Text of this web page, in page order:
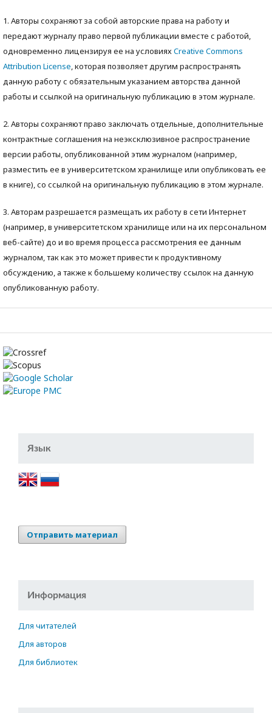
1. Авторы сохраняют за собой авторские права на работу и
передают журналу право первой публикации вместе с работой,
одновременно лицензируя ее на условияхCreative Commons
Attribution License, которая позволяет другим распространять
данную работу с обязательным указанием авторства данной
работы и ссылкой на оригинальную публикацию в этом журнале.
2. Авторы сохраняют право заключать отдельные, дополнительные
контрактные соглашения на неэксклюзивное распространение
версии работы, опубликованной этим журналом (например,
разместить ее в университетском хранилище или опубликовать ее
в книге), со ссылкой на оригинальную публикацию в этом журнале.
3. Авторам разрешается размещать их работу в сети Интернет
(например, в университетском хранилище или на их персональном
веб-сайте) до и во время процесса рассмотрения ее данным
журналом, так как это может привести к продуктивному
обсуждению, а также к большему количеству ссылок на данную
опубликованную работу.
Язык
Отправить материал
Информация
Для читателей
Для авторов
Для библиотек